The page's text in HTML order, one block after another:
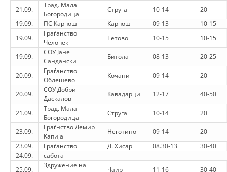
ABOUT US
MANUALS
EDUCATIONAL AND INFORMATIVE MATERIAL
21.09.
Трад. Мала
Богородица
Струга 10-14
20
19.09.
ПС Карпош Карпош 09-13
10-15
19.09.
Граѓанство
Челопек
Тетово 10-15 10-15
19.09.
СОУ Јане
Сандански
Битола 08-13 20-25
20.09.
Граѓанство
Облешево
Кочани 09-14 20
20.09.
СОУ Добри
Даскалов
Кавадарци 12-17 40-50
21.09.
Трад. Мала
Богородица
Струга 10-14 20
23.09.
Граѓнство Демир
Капија
Неготино 09-14
20
23.09.
Граѓанство Д. Хисар 08.30-13
30-40
24.09.
сабота
25.09.
Здружение на
Чаир 11-16 30-40